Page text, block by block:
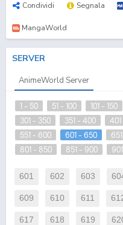
Condividi Segnala
MangaWorld
SERVER
AnimeWorld Server
1 - 50 51 - 100 101 - 150
301 - 350
351 - 400
551 - 600
601 - 650
801 - 850
851 - 900
601 602 603
609 610 611
617 618 619